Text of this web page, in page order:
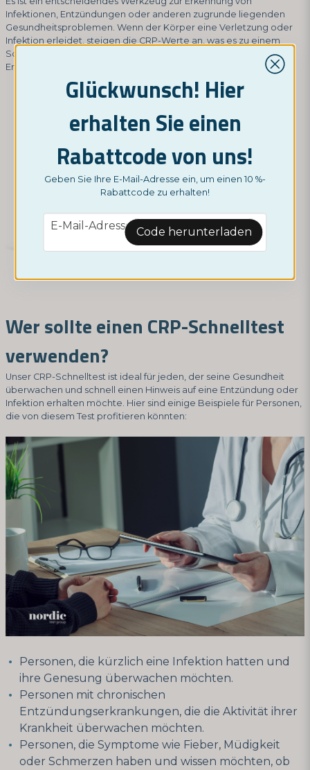
Infektionen, Entzündungen oder anderen zugrunde liegenden
Gesundheitsproblemen. Wenn der Körper eine Verletzung oder
Infektion erleidet, steigen die CRP-Werte an, was es zu einem
Schlüsselindikator für die Überwachung von
Entzündungsprozessen im Körper macht.
Wer sollte einen CRP-Schnelltest
verwenden?
Unser CRP-Schnelltest ist ideal für jeden, der seine Gesundheit
überwachen und schnell einen Hinweis auf eine Entzündung oder
Infektion erhalten möchte. Hier sind einige Beispiele für Personen,
die von diesem Test profitieren könnten:
Personen, die kürzlich eine Infektion hatten und
ihre Genesung überwachen möchten.
Personen mit chronischen
Entzündungserkrankungen, die die Aktivität ihrer
Krankheit überwachen möchten.
Personen, die Symptome wie Fieber, Müdigkeit
oder Schmerzen haben und wissen möchten, ob
Glückwunsch! Hier
erhalten Sie einen
Rabattcode von uns!
Geben Sie Ihre E-Mail-Adresse ein, um einen 10 %-
Rabattcode zu erhalten!
email
E-Mail-Adresse Code herunterladen